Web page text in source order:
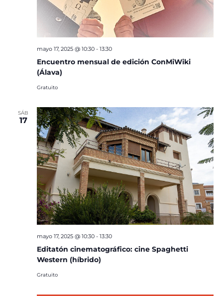
Encuentro mensual de edición ConMiWiki
(Álava)
mayo 17, 2025 @ 10:30- 13:30
Gratuito
SÁB
17
Editatón cinematográfico: cine Spaghetti
Western (híbrido)
mayo 17, 2025 @ 10:30- 13:30
Gratuito